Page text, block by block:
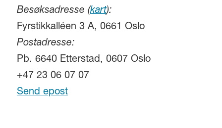
Besøksadresse (kart):
Fyrstikkalléen 3 A, 0661 Oslo
Postadresse:
Pb. 6640 Etterstad, 0607 Oslo
+47 23 06 07 07
Send epost